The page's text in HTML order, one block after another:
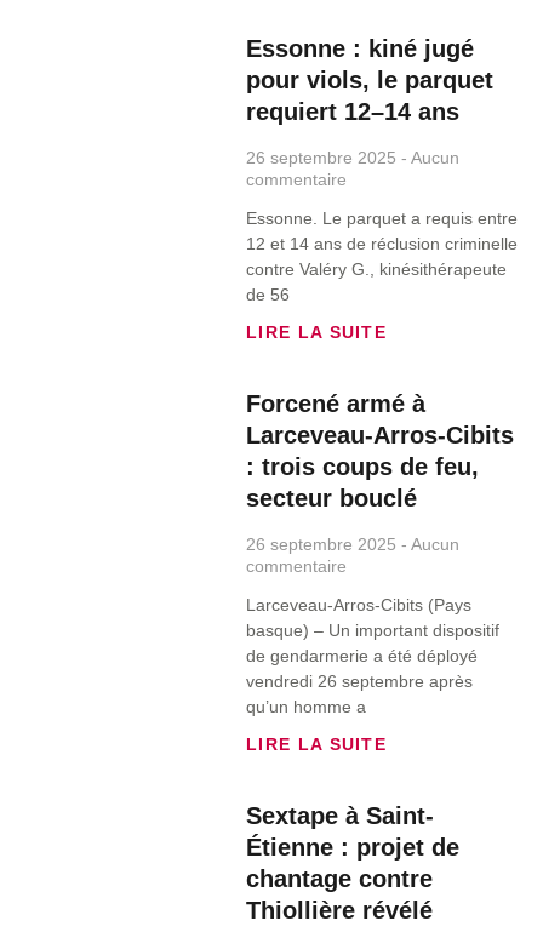
Essonne : kiné jugé
pour viols, le parquet
requiert 12–14 ans
26 septembre 2025 Aucun
commentaire
Essonne. Le parquet a requis entre
12 et 14 ans de réclusion criminelle
contre Valéry G., kinésithérapeute
de 56
LIRE LA SUITE
Forcené armé à
Larceveau-Arros-Cibits
: trois coups de feu,
secteur bouclé
26 septembre 2025 Aucun
commentaire
Larceveau-Arros-Cibits (Pays
basque) – Un important dispositif
de gendarmerie a été déployé
vendredi 26 septembre après
qu’un homme a
LIRE LA SUITE
Sextape à Saint-
Étienne : projet de
chantage contre
Thiollière révélé